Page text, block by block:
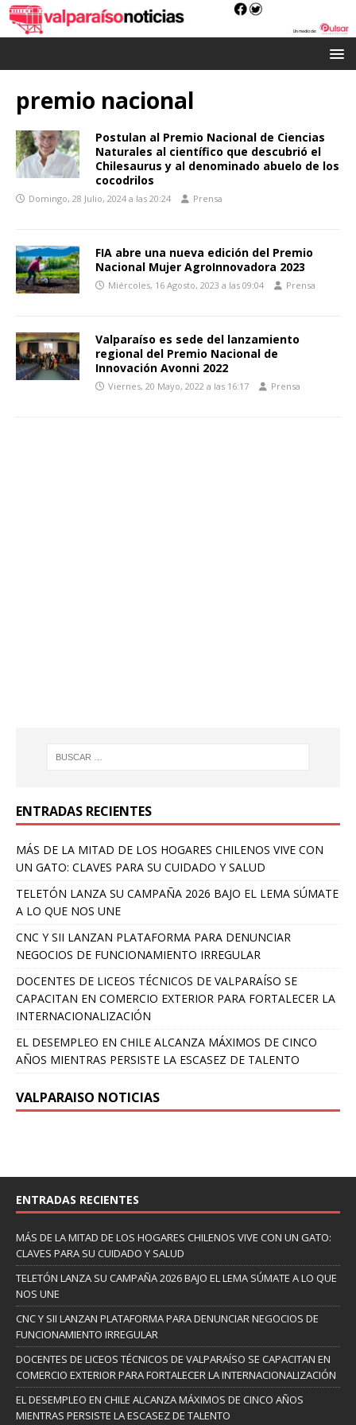
premio nacional
Postulan al Premio Nacional de Ciencias
Naturales al científico que descubrió el
Chilesaurus y al denominado abuelo de los
cocodrilos
Domingo, 28 Julio, 2024 a las 20:24 Prensa
FIA abre una nueva edición del Premio
Nacional Mujer AgroInnovadora 2023
Miércoles, 16 Agosto, 2023 a las 09:04 Prensa
Valparaíso es sede del lanzamiento
regional del Premio Nacional de
Innovación Avonni 2022
Viernes, 20 Mayo, 2022 a las 16:17 Prensa
ENTRADAS RECIENTES
MÁS DE LA MITAD DE LOS HOGARES CHILENOS VIVE CON
UN GATO: CLAVES PARA SU CUIDADO Y SALUD
TELETÓN LANZA SU CAMPAÑA 2026 BAJO EL LEMA SÚMATE
A LO QUE NOS UNE
CNC Y SII LANZAN PLATAFORMA PARA DENUNCIAR
NEGOCIOS DE FUNCIONAMIENTO IRREGULAR
DOCENTES DE LICEOS TÉCNICOS DE VALPARAÍSO SE
CAPACITAN EN COMERCIO EXTERIOR PARA FORTALECER LA
INTERNACIONALIZACIÓN
EL DESEMPLEO EN CHILE ALCANZA MÁXIMOS DE CINCO
AÑOS MIENTRAS PERSISTE LA ESCASEZ DE TALENTO
VALPARAISO NOTICIAS
ENTRADAS RECIENTES
MÁS DE LA MITAD DE LOS HOGARES CHILENOS VIVE CON UN GATO:
CLAVES PARA SU CUIDADO Y SALUD
TELETÓN LANZA SU CAMPAÑA 2026 BAJO EL LEMA SÚMATE A LO QUE
NOS UNE
CNC Y SII LANZAN PLATAFORMA PARA DENUNCIAR NEGOCIOS DE
FUNCIONAMIENTO IRREGULAR
DOCENTES DE LICEOS TÉCNICOS DE VALPARAÍSO SE CAPACITAN EN
COMERCIO EXTERIOR PARA FORTALECER LA INTERNACIONALIZACIÓN
EL DESEMPLEO EN CHILE ALCANZA MÁXIMOS DE CINCO AÑOS
MIENTRAS PERSISTE LA ESCASEZ DE TALENTO